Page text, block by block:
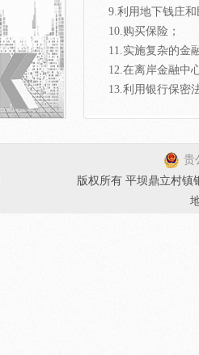
9.利用地下钱庄
10.购买保险；
11.实施复杂的金
12.在离岸金融中
13.利用银行保密
贵
版权所有 平坝鼎立村镇